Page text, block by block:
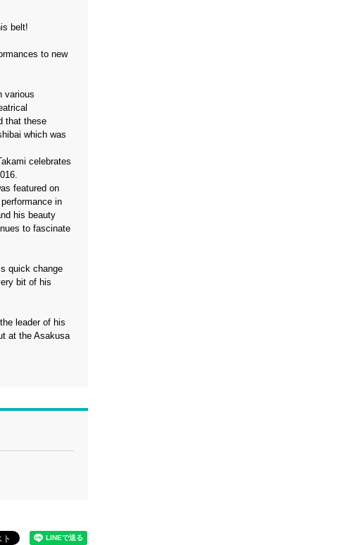
belt!
to new
various
that these
which was
celebrates
featured on
in
his beauty
to fascinate
quick change
bit of his
leader of his
at the Asakusa